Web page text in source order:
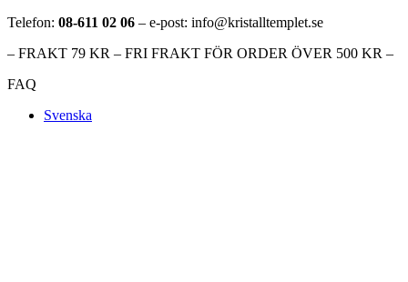
Telefon: 08-611 02 06 – e-post: info@kristalltemplet.se
– FRAKT 79 KR – FRI FRAKT FÖR ORDER ÖVER 500 KR –
FAQ
Svenska